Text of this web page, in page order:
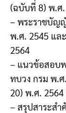
(ฉบับที่ 8) พ.ศ.
– พระราชบัญ
พ.ศ. 2545 แล
2564
– แนวข้อสอบ
ทบวง กรม พ.
20) พ.ศ. 2564
– สรุปสาระส